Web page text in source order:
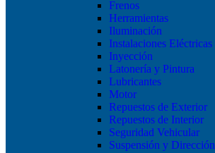
Frenos
Herramientas
Iluminación
Instalaciones Eléctricas
Inyección
Latonería y Pintura
Lubricantes
Motor
Repuestos de Exterior
Repuestos de Interior
Seguridad Vehicular
Suspensión y Dirección